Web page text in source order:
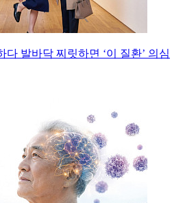
다 발바닥 찌릿하면 ‘이 질환’ 의심